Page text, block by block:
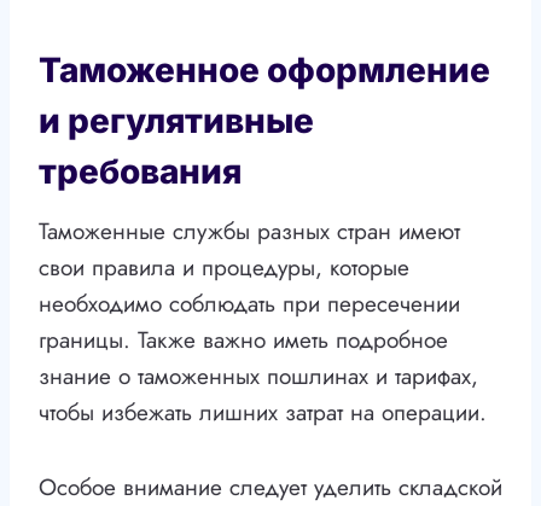
Таможенное оформление
и регулятивные
требования
Таможенные службы разных стран имеют
свои правила и процедуры, которые
необходимо соблюдать при пересечении
границы. Также важно иметь подробное
знание о таможенных пошлинах и тарифах,
чтобы избежать лишних затрат на операции.
Особое внимание следует уделить складской